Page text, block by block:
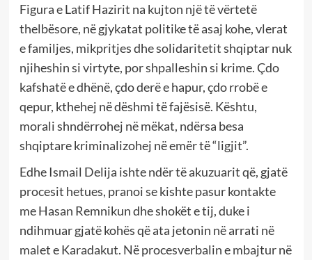
Figura e Latif Hazirit na kujton një të vërtetë
thelbësore, në gjykatat politike të asaj kohe, vlerat
e familjes, mikpritjes dhe solidaritetit shqiptar nuk
njiheshin si virtyte, por shpalleshin si krime. Çdo
kafshatë e dhënë, çdo derë e hapur, çdo rrobë e
qepur, kthehej në dëshmi të fajësisë. Kështu,
morali shndërrohej në mëkat, ndërsa besa
shqiptare kriminalizohej në emër të “ligjit”.
Edhe Ismail Delija ishte ndër të akuzuarit që, gjatë
procesit hetues, pranoi se kishte pasur kontakte
me Hasan Remnikun dhe shokët e tij, duke i
ndihmuar gjatë kohës që ata jetonin në arrati në
malet e Karadakut. Në procesverbalin e mbajtur në